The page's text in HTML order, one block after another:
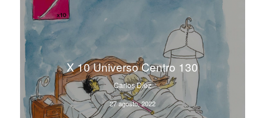
X 10 Universo Centro 130
Carlos Díez
27 agosto, 2022